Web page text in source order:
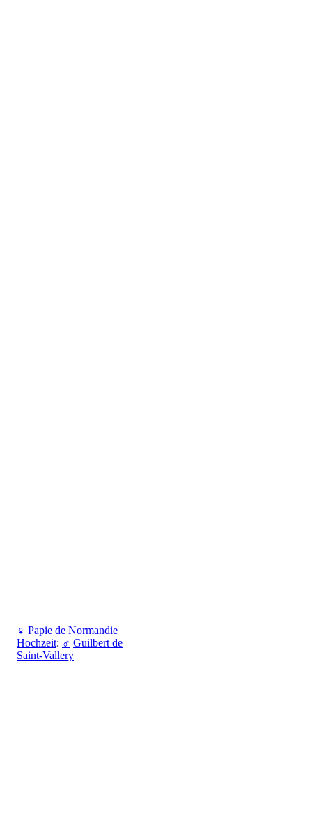
♀ Papie de Normandie
Hochzeit: ♂ Guilbert de
Saint-Vallery